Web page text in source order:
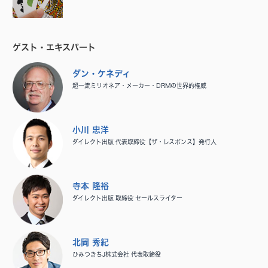
ゲスト・エキスパート
ダン・ケネディ
超一流ミリオネア・メーカー・DRMの世界的権威
小川 忠洋
ダイレクト出版 代表取締役【ザ・レスポンス】発行人
寺本 隆裕
ダイレクト出版 取締役 セールスライター
北岡 秀紀
ひみつきちJ株式会社 代表取締役